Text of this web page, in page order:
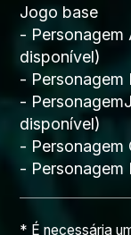
Jogo base
- Personagem
disponível)
- Personagem
-
disponível)
- Personagem
- Personagem
* É necessária